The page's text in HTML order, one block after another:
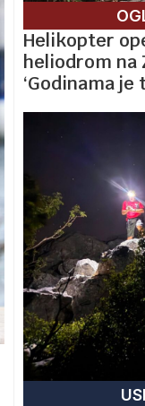
Helikopter
heliodrom na
‘Godinama je